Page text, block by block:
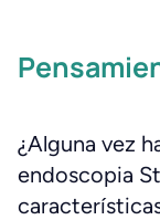
¿Alguna vez
endoscopia